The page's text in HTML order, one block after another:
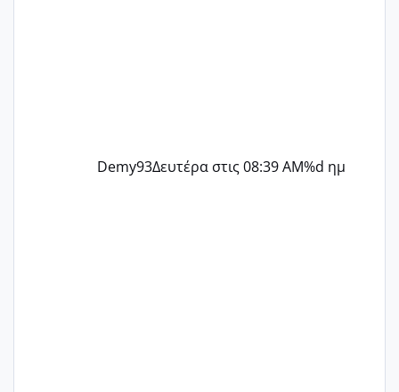
Demy93Δευτέρα στις 08:39 AM%d ημ